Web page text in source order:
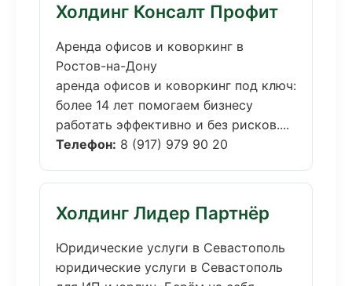
Холдинг Консалт Профит
Аренда офисов и коворкинг в
Ростов-на-Дону
аренда офисов и коворкинг под ключ:
более 14 лет помогаем бизнесу
работать эффективно и без рисков....
Телефон: 8 (917) 979 90 20
Холдинг Лидер Партнёр
Юридические услуги в Севастополь
юридические услуги в Севастополь